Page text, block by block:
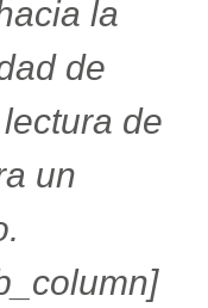
la
de
de
un